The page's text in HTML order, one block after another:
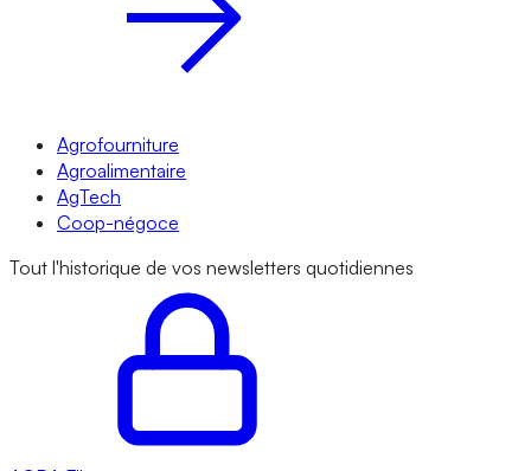
Agrofourniture
Agroalimentaire
AgTech
Coop-négoce
Tout l'historique de vos newsletters quotidiennes